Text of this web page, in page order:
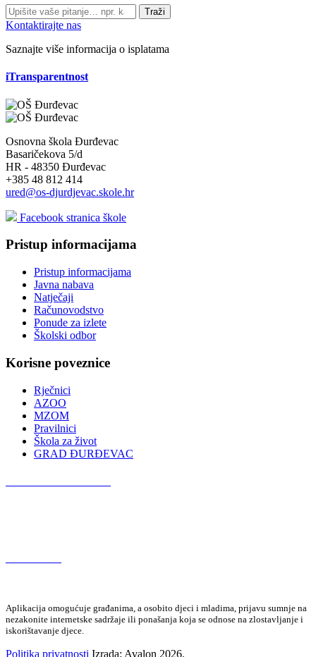
Traži
Kontaktirajte nas
Saznajte više informacija o isplatama
iTransparentnost
Osnovna škola Đurđevac
Basaričekova 5/d
HR - 48350 Đurđevac
+385 48 812 414
ured@os-djurdjevac.skole.hr
Facebook stranica škole
Pristup informacijama
Pristup informacijama
Javna nabava
Natječaji
Računovodstvo
Ponude za izlete
Školski odbor
Korisne poveznice
Rječnici
AZOO
MZOM
Pravilnici
Škola za život
GRAD ĐURĐEVAC
Aplikacija omogućuje građanima, a osobito djeci i mladima, prijavu sumnje na
nezakonite internetske sadržaje ili ponašanja koja se odnose na zlostavljanje i
iskorištavanje djece.
Politika privatnosti Izrada: Avalon 2026.